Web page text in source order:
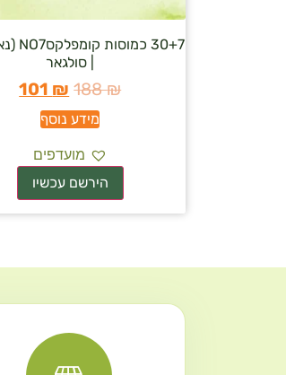
| סולגאר
188₪
101 ₪
מידע נוסף
מועדפים